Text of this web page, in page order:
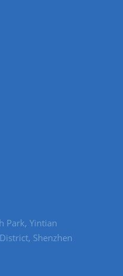
Park, Yintian
Shenzhen